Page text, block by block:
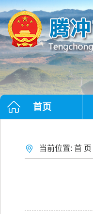
首页
当前位置: 首 页